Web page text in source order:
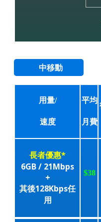
電話
中移動
用量/
速度
平均
月費
長者優惠*
6GB / 21Mbps
+
其後128Kbps任
用
$38